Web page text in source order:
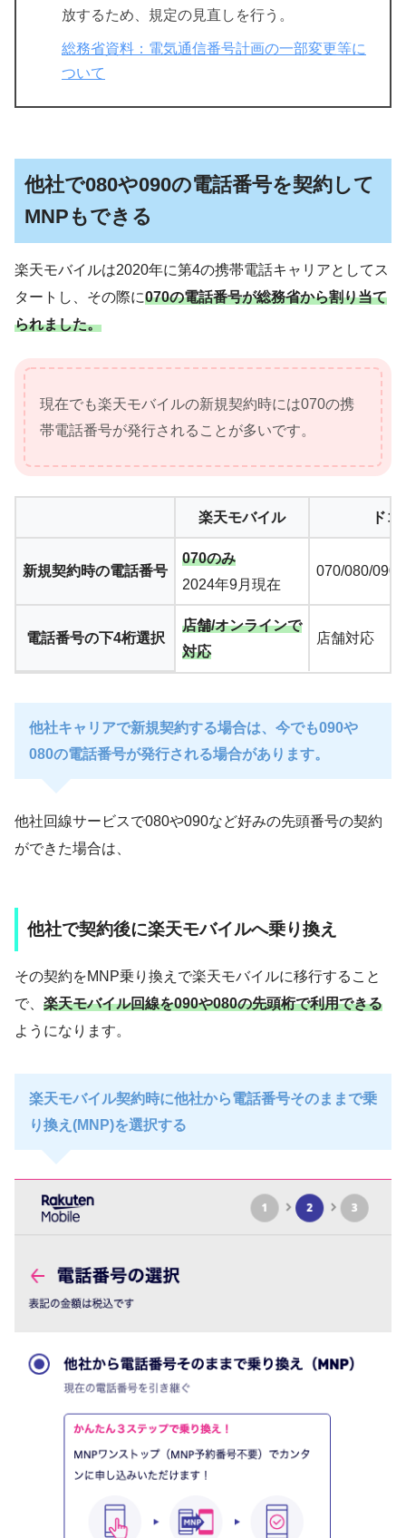
放するため、規定の見直しを行う。
総務省資料：電気通信番号計画の一部変更等に
ついて
他社で080や090の電話番号を契約して
MNPもできる
楽天モバイルは2020年に第4の携帯電話キャリアとしてス
タートし、その際に070の電話番号が総務省から割り当て
られました。
現在でも楽天モバイルの新規契約時には070の携
帯電話番号が発行されることが多いです。
楽天モバイル ドコ
新規契約時の電話番号
070のみ
2024年9月現在
070/080/090
電話番号の下4桁選択
店舗/オンラインで
対応
店舗対応
他社キャリアで新規契約する場合は、今でも090や
080の電話番号が発行される場合があります。
他社回線サービスで080や090など好みの先頭番号の契約
ができた場合は、
他社で契約後に楽天モバイルへ乗り換え
その契約をMNP乗り換えで楽天モバイルに移行すること
で、 楽天モバイル回線を090や080の先頭桁で利用できる
ようになります。
楽天モバイル契約時に他社から電話番号そのままで乗
り換え(MNP)を選択する